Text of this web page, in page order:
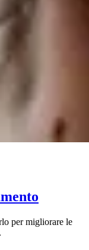
per migliorare le